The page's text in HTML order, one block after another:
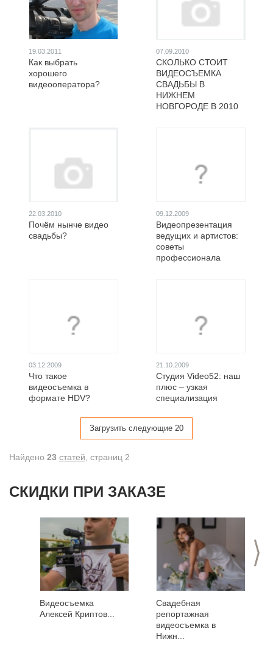
19.03.2011
Как выбрать
хорошего
видеооператора?
07.09.2010
СКОЛЬКО СТОИТ
ВИДЕОСЪЕМКА
СВАДЬБЫ В
НИЖНЕМ
НОВГОРОДЕ В 2010
22.03.2010
Почём нынче видео
свадьбы?
09.12.2009
Видеопрезентация
ведущих и артистов:
советы
профессионала
03.12.2009
Что такое
видеосъемка в
формате HDV?
21.10.2009
Студия Video52: наш
плюс – узкая
специализация
Загрузить следующие 20
Найдено 23 статей , cтраниц 2
СКИДКИ ПРИ ЗАКАЗЕ
>
Видеосъемка
Алексей Криптов...
Свадебная
репортажная
видеосъемка в
Нижн...